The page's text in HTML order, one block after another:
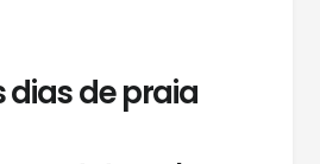
dias de praia